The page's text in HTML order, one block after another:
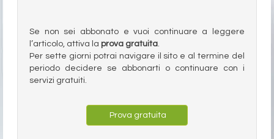
Se non sei abbonato e vuoi continuare a leggere
l’articolo, attiva la prova gratuita.
Per sette giorni potrai navigare il sito e al termine del
periodo decidere se abbonarti o continuare con i
servizi gratuiti.
Prova gratuita